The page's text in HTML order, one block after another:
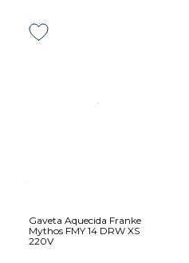
Gaveta Aquecida Franke
Mythos FMY 14 DRW XS
220V